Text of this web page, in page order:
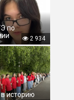
по
2 934
историю